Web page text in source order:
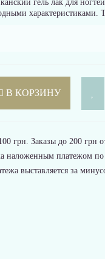
гель лак для
характеристиками.
В КОРЗИНУ
грн. Заказы до 200 грн
наложенным платежом по
выставляется за